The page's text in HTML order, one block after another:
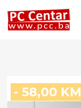
- 58,00 KM